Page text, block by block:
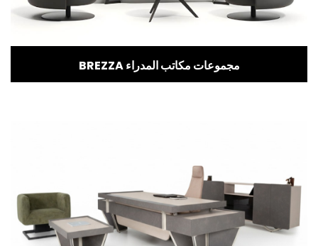
BREZZA مجموعات مكاتب المدراء